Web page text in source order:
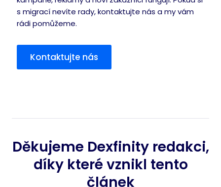
s migrací nevíte rady, kontaktujte nás a my vám
rádi pomůžeme.
Kontaktujte nás
Děkujeme Dexfinity redakci,
díky které vznikl tento
článek